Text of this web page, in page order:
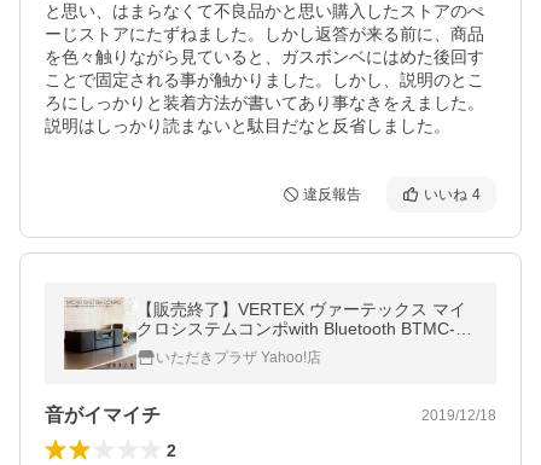
と思い、はまらなくて不良品かと思い購入したストアのぺ
ーじストアにたずねました。しかし返答が来る前に、商品
を色々触りながら見ていると、ガスボンベにはめた後回す
ことで固定される事が触かりました。しかし、説明のとこ
ろにしっかりと装着方法が書いてあり事なきをえました。
説明はしっかり読まないと駄目だなと反省しました。
違反報告 いいね 4
【販売終了】VERTEX ヴァーテックス マイ
クロシステムコンポwith Bluetooth BTMC-V0
02 リモコン付 CD/USB再生 爆買
いただきプラザ Yahoo!店
音がイマイチ 2019/12/18
2